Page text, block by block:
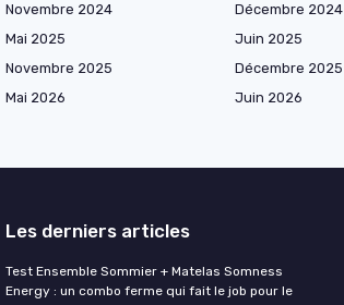
Novembre 2024 Décembre 2024
Mai 2025 Juin 2025
Novembre 2025 Décembre 2025
Mai 2026 Juin 2026
Les derniers articles
Test Ensemble Sommier + Matelas Somness
Energy : un combo ferme qui fait le job pour le